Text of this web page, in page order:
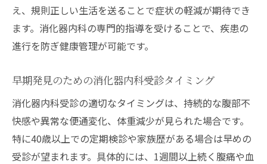
え、規則正しい生活を送ることで症状の軽減が期待でき
ます。消化器内科の専門的指導を受けることで、疾患の
進行を防ぎ健康管理が可能です。
早期発見のための消化器内科受診タイミング
消化器内科受診の適切なタイミングは、持続的な腹部不
快感や異常な便通変化、体重減少が見られた場合です。
特に40歳以上での定期検診や家族歴がある場合は早めの
受診が望まれます。具体的には、1週間以上続く腹痛や血